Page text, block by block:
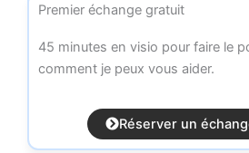
Premier échange gratuit
45 minutes en visio pour faire le
comment je peux vous aider.
Réserver un